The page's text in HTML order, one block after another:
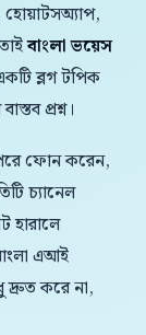
বাংলা ভয়েস
ব্লগ টপিক
প্রশ্ন।
ফোন করেন,
চ্যানেল
হারালে
এআই
করে না,